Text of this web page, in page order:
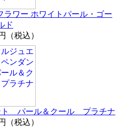
ラワー ホワイトパール・ゴー
ド
（税込）
ト パール＆クール プラチナ
（税込）